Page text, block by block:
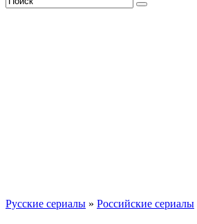
Русские сериалы » Российские сериалы